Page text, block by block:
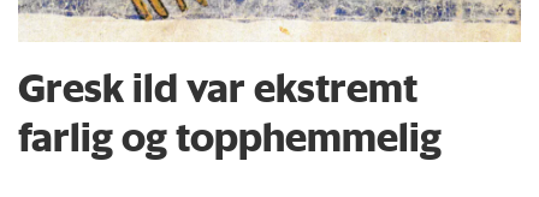
Gresk ild var ekstremt
farlig og topphemmelig